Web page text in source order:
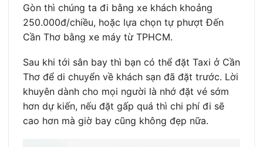
Gòn thì chúng ta đi bằng xe khách khoảng
250.000đ/chiều, hoặc lựa chọn tự phượt Đến
Cần Thơ bằng xe máy từ TPHCM.
Sau khi tới sân bay thì bạn có thể đặt Taxi ở Cần
Thơ để di chuyển về khách sạn đã đặt trước. Lời
khuyên dành cho mọi người là nhớ đặt vé sớm
hơn dự kiến, nếu đặt gấp quá thì chi phí đi sẽ
cao hơn mà giờ bay cũng không đẹp nữa.